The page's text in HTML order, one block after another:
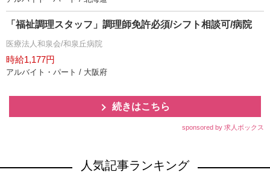
「福祉調理スタッフ」調理師免許必須/シフト相談可/病院
医療法人和泉会/和泉丘病院
時給1,177円
アルバイト・パート / 大阪府
続きはこちら
sponsored by 求人ボックス
人気記事ランキング